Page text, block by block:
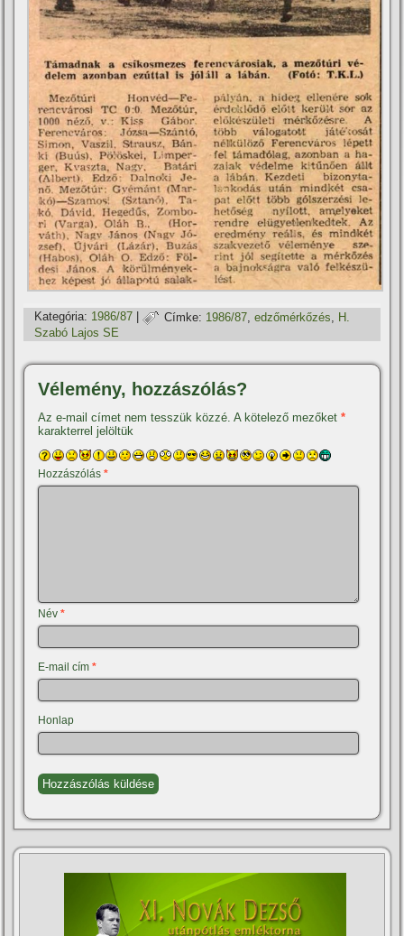
Kategória: 1986/87 | Címke: 1986/87 ,edzőmérkőzés
H.
Szabó Lajos SE
Vélemény, hozzászólás?
Az e-mail címet nem tesszük közzé. A kötelező mezőket*
karakterrel jelöltük
Hozzászólás*
Név*
E-mail cím*
Honlap